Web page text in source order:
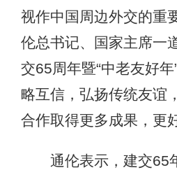
视作中国周边外交的重
伦总书记、国家主席一
交65周年暨“中老友好
略互信，弘扬传统友谊
合作取得更多成果，更
通伦表示，建交65